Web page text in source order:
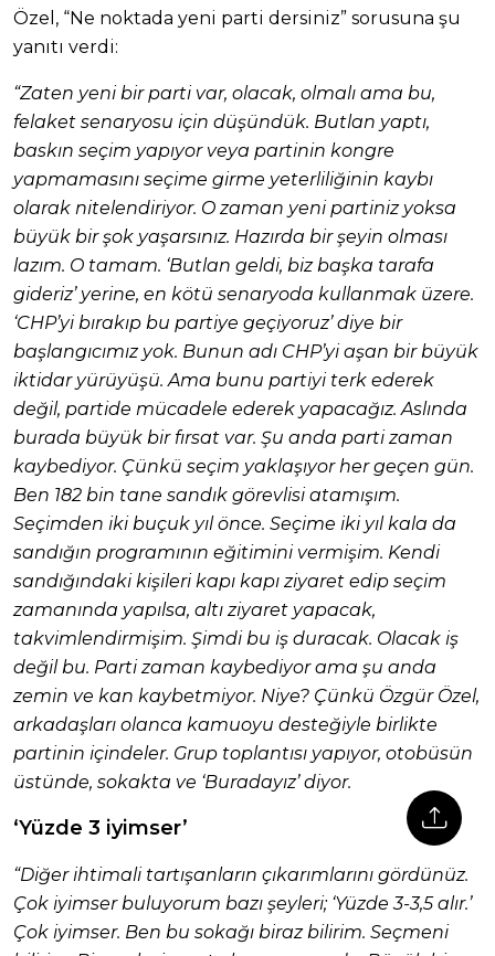
Özel, “Ne noktada yeni parti dersiniz” sorusuna şu
yanıtı verdi:
“Zaten yeni bir parti var, olacak, olmalı ama bu,
felaket senaryosu için düşündük. Butlan yaptı,
baskın seçim yapıyor veya partinin kongre
yapmamasını seçime girme yeterliliğinin kaybı
olarak nitelendiriyor. O zaman yeni partiniz yoksa
büyük bir şok yaşarsınız. Hazırda bir şeyin olması
lazım. O tamam. ‘Butlan geldi, biz başka tarafa
gideriz’ yerine, en kötü senaryoda kullanmak üzere.
‘CHP’yi bırakıp bu partiye geçiyoruz’ diye bir
başlangıcımız yok. Bunun adı CHP’yi aşan bir büyük
iktidar yürüyüşü. Ama bunu partiyi terk ederek
değil, partide mücadele ederek yapacağız. Aslında
burada büyük bir fırsat var. Şu anda parti zaman
kaybediyor. Çünkü seçim yaklaşıyor her geçen gün.
Ben 182 bin tane sandık görevlisi atamışım.
Seçimden iki buçuk yıl önce. Seçime iki yıl kala da
sandığın programının eğitimini vermişim. Kendi
sandığındaki kişileri kapı kapı ziyaret edip seçim
zamanında yapılsa, altı ziyaret yapacak,
takvimlendirmişim. Şimdi bu iş duracak. Olacak iş
değil bu. Parti zaman kaybediyor ama şu anda
zemin ve kan kaybetmiyor. Niye? Çünkü Özgür Özel,
arkadaşları olanca kamuoyu desteğiyle birlikte
partinin içindeler. Grup toplantısı yapıyor, otobüsün
üstünde, sokakta ve ‘Buradayız’ diyor.
‘Yüzde 3 iyimser’
“Diğer ihtimali tartışanların çıkarımlarını gördünüz.
Çok iyimser buluyorum bazı şeyleri; ‘Yüzde 3-3,5 alır.’
Çok iyimser. Ben bu sokağı biraz bilirim. Seçmeni